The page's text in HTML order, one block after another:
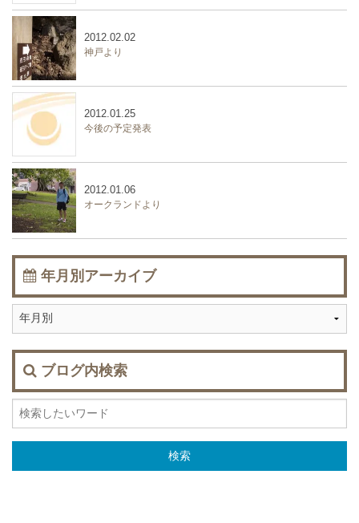
神戸より
2012.02.02
今後の予定発表
2012.01.25
オークランドより
2012.01.06
年月別アーカイブ
ブログ内検索